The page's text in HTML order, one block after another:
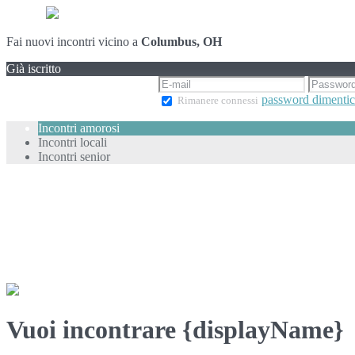
Fai nuovi incontri vicino a Columbus, OH
Già iscritto
Rimanere connessi password
Incontri amorosi
Incontri locali
Incontri senior
Vuoi incontrare {displayName}